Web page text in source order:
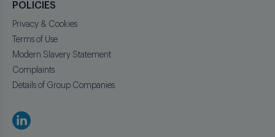
POLICIES
Privacy & Cookies
Terms of Use
Modern Slavery Statement
Complaints
Details of Group Companies